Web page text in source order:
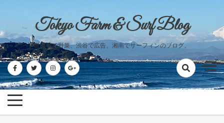
content
Tokyo Farm & Surf Blog
世田谷で野菜、渋谷で広告、湘南でサーフィンのブログ。